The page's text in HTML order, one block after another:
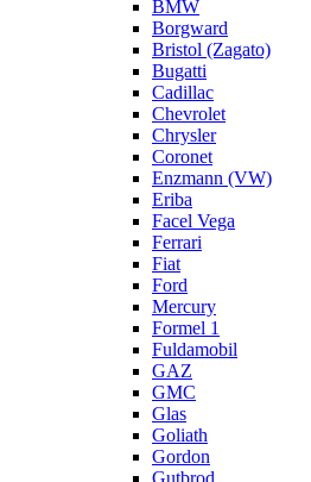
BMW
Borgward
Bristol (Zagato)
Bugatti
Cadillac
Chevrolet
Chrysler
Coronet
Enzmann (VW)
Eriba
Facel Vega
Ferrari
Fiat
Ford
Mercury
Formel 1
Fuldamobil
GAZ
GMC
Glas
Goliath
Gordon
Gutbrod